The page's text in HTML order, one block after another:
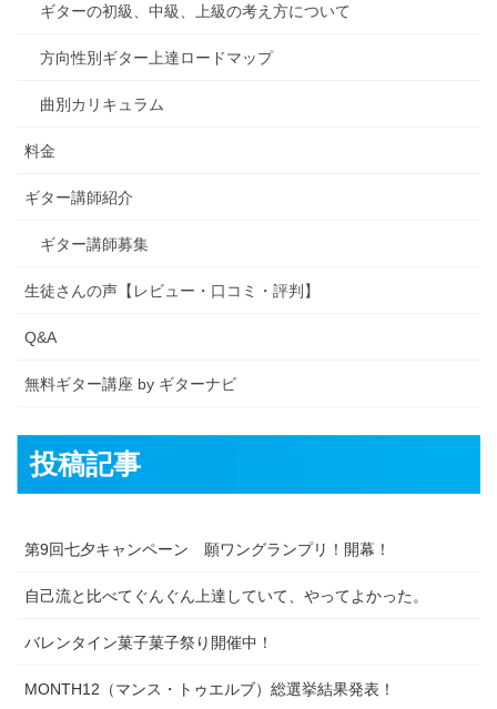
ギターの初級、中級、上級の考え方について
方向性別ギター上達ロードマップ
曲別カリキュラム
料金
ギター講師紹介
ギター講師募集
生徒さんの声【レビュー・口コミ・評判】
Q&A
無料ギター講座 by ギターナビ
投稿記事
第9回七夕キャンペーン 願ワングランプリ！開幕！
自己流と比べてぐんぐん上達していて、やってよかった。
バレンタイン菓子菓子祭り開催中！
MONTH12（マンス・トゥエルブ）総選挙結果発表！